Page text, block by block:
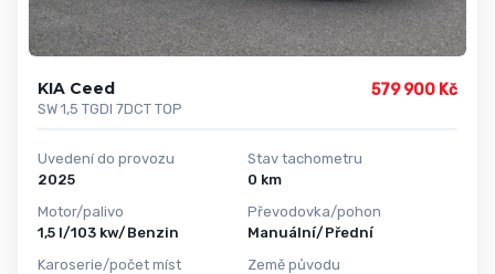
KIA Ceed
SW 1,5 TGDI 7DCT TOP
579 900 Kč
Uvedení do provozu
2025
Motor/palivo
1,5 l/103 kw/Benzin
Karoserie/počet míst
Stav tachometru
0 km
Převodovka/pohon
Manuální/Přední
Země původu